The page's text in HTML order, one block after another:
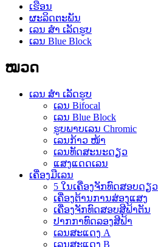
ເຮືອນ
ຜະລິດຕະພັນ
ເລນ ສຳ ເລັດຮູບ
ເລນ Blue Block
ໝວດ
ເລນ ສຳ ເລັດຮູບ
ເລນ Bifocal
ເລນ Blue Block
ຮູບພາບເລນ Chromic
ເລນກ້າວ ໜ້າ
ເລນທັດສະນະດຽວ
ແສງແດດເລນ
ເຄື່ອງມືເລນ
5 ໃນເຄື່ອງຈັກທົດສອບດຽວ
ເຄື່ອງຕ້ານການສ່ອງແສງ
ເຄື່ອງຈັກທົດສອບສີຟ້າຕັນ
ປາກກາທົດລອງສີຟ້າ
ເລນສະແດງ A
ເລນສະແດງ B